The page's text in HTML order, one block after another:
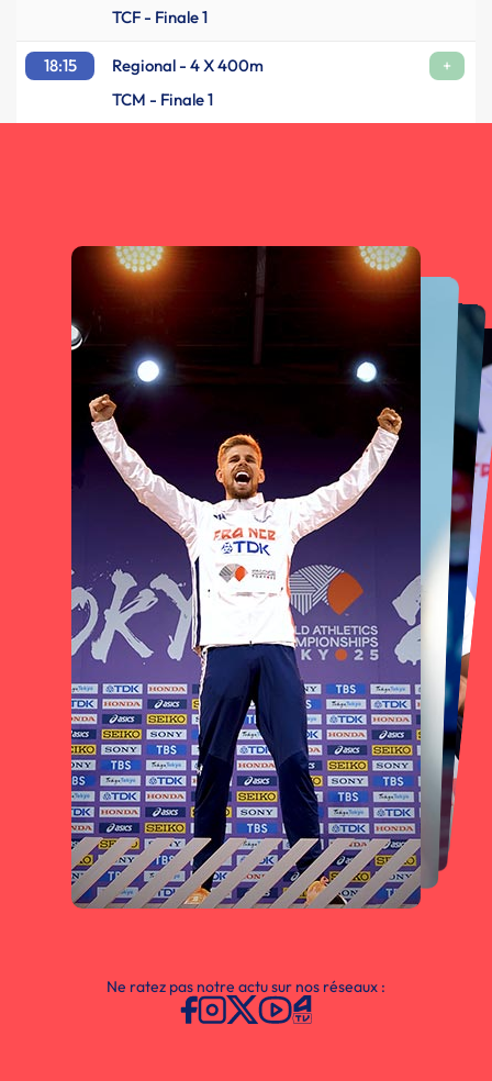
TCF - Finale 1
18:15 Regional - 4 X 400m
+
TCM - Finale 1
Ne ratez pas notre actu sur nos réseaux :